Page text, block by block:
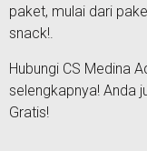
paket, mulai dari
snack!.
Hubungi CS Medina
selengkapnya! Anda
Gratis!